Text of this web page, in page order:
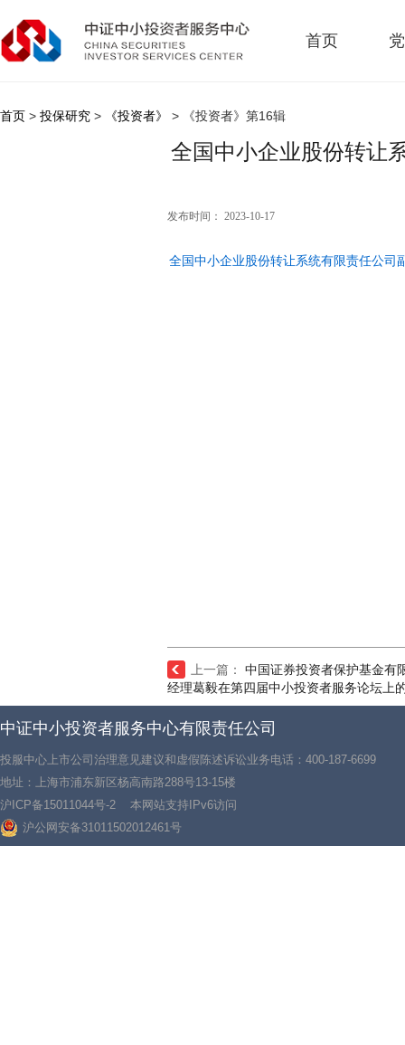
首页
首页 > 投保研究 > 《投资者》 > 《投资者》第16辑
全国中小企业股份转让
发布时间： 2023-10-17
全国中小企业股份转让系统有限责任公司
上一篇：
中国证券投资者保护基金有
经理葛毅在第四届中小投资者服务论坛上
中证中小投资者服务中心有限责任公司
投服中心上市公司治理意见建议和虚假陈述诉讼业务电话：400-187-6699
地址：上海市浦东新区杨高南路288号13-15楼
沪ICP备15011044号-2 本网站支持IPv6访问
沪公网安备31011502012461号